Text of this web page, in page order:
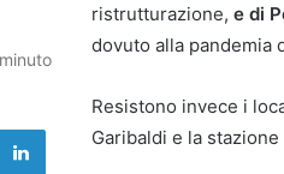
ristrutturazione, e di
dovuto alla pandemia
Resistono invece i
Garibaldi e la
LinkedIn